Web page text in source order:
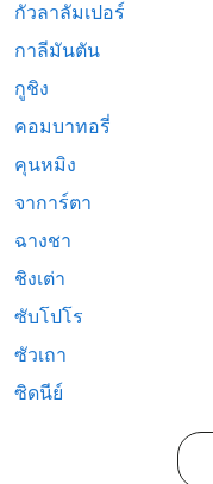
กัวลาลัมเปอร์
กาลีมันตัน
กูชิง
คอมบาทอรี่
คุนหมิง
จาการ์ตา
ฉางชา
ชิงเต่า
ซับโปโร
ซัวเถา
ซิดนีย์